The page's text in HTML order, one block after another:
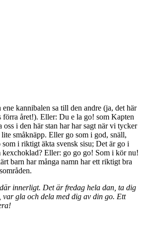
kannibalen sa till den andre (ja, det här
förra året!). Eller: Du e la go! som Kapten
oss i den här stan har har sagt när vi tycker
småknäpp. Eller go som i god, snäll,
i riktigt äkta svensk sisu; Det är go i
Eller: go go go! Som i kör nu!
barn har många namn har ett riktigt bra
innerligt. Det är fredag hela dan, ta dig
var gla och dela med dig av din go. Ett